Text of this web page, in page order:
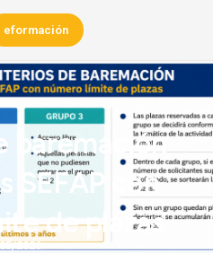
eformación
baremación
SEFAP con
de plazas
2026